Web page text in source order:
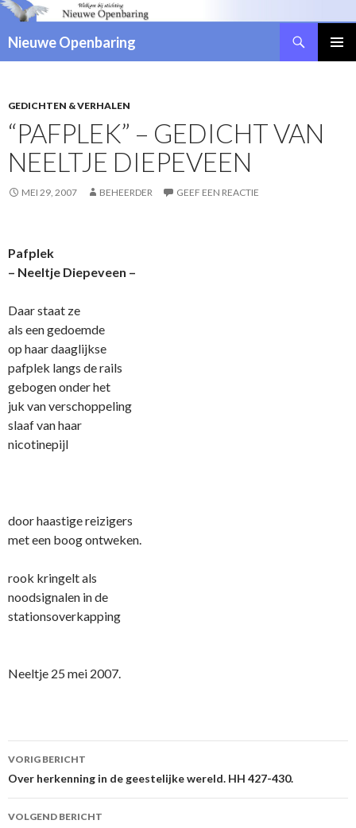
Nieuwe Openbaring
SPRINGEN
GEDICHTEN & VERHALEN
“PAFPLEK” – GEDICHT VAN
NEELTJE DIEPEVEEN
MEI 29, 2007 BEHEERDER GEEF EEN REACTIE
Pafplek
– Neeltje Diepeveen –
Daar staat ze
als een gedoemde
op haar daaglijkse
pafplek langs de rails
gebogen o­nder het
juk van verschoppeling
slaaf van haar
nicotinepijl
door haastige reizigers
met een boog o­ntweken.
rook kringelt als
noodsignalen in de
stationsoverkapping
Neeltje 25 mei 2007.
Berichtnavigatie
VORIG BERICHT
Over herkenning in de geestelijke wereld. HH 427-430.
VOLGEND BERICHT